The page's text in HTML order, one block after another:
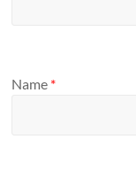
Name *